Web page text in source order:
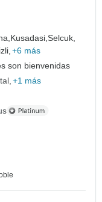
Kusadasi,Selcuk,
+6 más
son bienvenidas
+1 más